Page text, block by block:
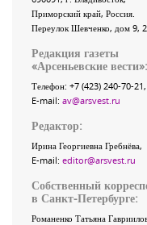
Приморский край, Россия
Переулок Шевченко, дом 9,
Редакция газеты
«Арсеньевские вести»:
Телефон: +7 (423) 240-70-21
E-mail: av@arsvest.ru
Редактор:
Ирина Георгиевна Гребнёва,
E-mail: editor@arsvest.ru
Собственный
в Санкт-Петербурге:
Романенко Татьяна